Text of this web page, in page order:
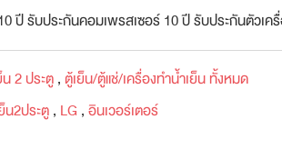
ปี รับประกันคอมเพรสเซอร์ 10 ปี รับประกันตัวเค
น 2 ประตู, ตู้เย็น/ตู้แช่/เครื่องทำน้ำเย็น ทั้งหมด
น2ประตู, LG ,อินเวอร์เตอร์